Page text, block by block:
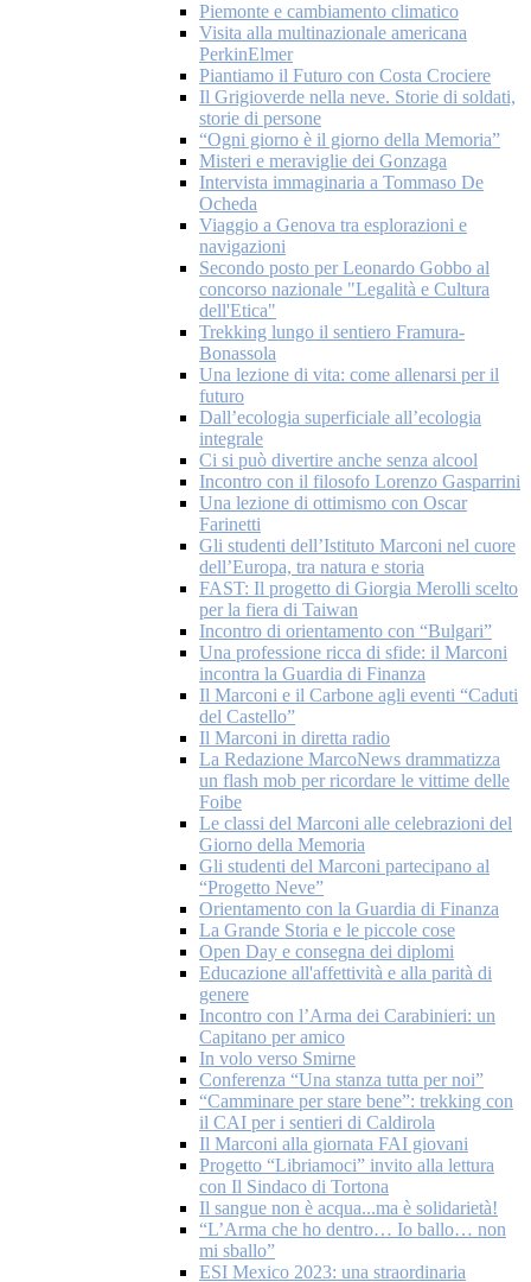
Piemonte e cambiamento climatico
Visita alla multinazionale americana
PerkinElmer
Piantiamo il Futuro con Costa Crociere
Il Grigioverde nella neve. Storie di soldati,
storie di persone
“Ogni giorno è il giorno della Memoria”
Misteri e meraviglie dei Gonzaga
Intervista immaginaria a Tommaso De
Ocheda
Viaggio a Genova tra esplorazioni e
navigazioni
Secondo posto per Leonardo Gobbo al
concorso nazionale "Legalità e Cultura
dell'Etica"
Trekking lungo il sentiero Framura-
Bonassola
Una lezione di vita: come allenarsi per il
futuro
Dall’ecologia superficiale all’ecologia
integrale
Ci si può divertire anche senza alcool
Incontro con il filosofo Lorenzo Gasparrini
Una lezione di ottimismo con Oscar
Farinetti
Gli studenti dell’Istituto Marconi nel cuore
dell’Europa, tra natura e storia
FAST: Il progetto di Giorgia Merolli scelto
per la fiera di Taiwan
Incontro di orientamento con “Bulgari”
Una professione ricca di sfide: il Marconi
incontra la Guardia di Finanza
Il Marconi e il Carbone agli eventi “Caduti
del Castello”
Il Marconi in diretta radio
La Redazione MarcoNews drammatizza
un flash mob per ricordare le vittime delle
Foibe
Le classi del Marconi alle celebrazioni del
Giorno della Memoria
Gli studenti del Marconi partecipano al
“Progetto Neve”
Orientamento con la Guardia di Finanza
La Grande Storia e le piccole cose
Open Day e consegna dei diplomi
Educazione all'affettività e alla parità di
genere
Incontro con l’Arma dei Carabinieri: un
Capitano per amico
In volo verso Smirne
Conferenza “Una stanza tutta per noi”
“Camminare per stare bene”: trekking con
il CAI per i sentieri di Caldirola
Il Marconi alla giornata FAI giovani
Progetto “Libriamoci” invito alla lettura
con Il Sindaco di Tortona
Il sangue non è acqua...ma è solidarietà!
“L’Arma che ho dentro… Io ballo… non
mi sballo”
ESI Mexico 2023: una straordinaria